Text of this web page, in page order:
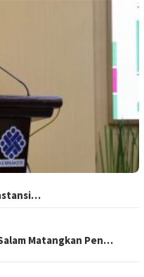
Matangkan Pen…